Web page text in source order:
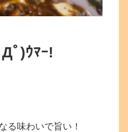
ﾟ)ｳﾏｰ!
る味わいで旨い！